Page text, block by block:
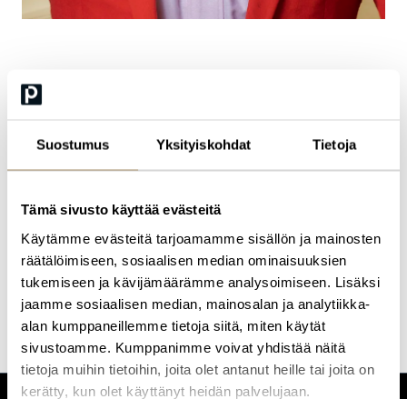
Suostumus Yksityiskohdat Tietoja
Tämä sivusto käyttää evästeitä
Käytämme evästeitä tarjoamamme sisällön ja mainosten
räätälöimiseen, sosiaalisen median ominaisuuksien
tukemiseen ja kävijämäärämme analysoimiseen. Lisäksi
jaamme sosiaalisen median, mainosalan ja analytiikka-
alan kumppaneillemme tietoja siitä, miten käytät
sivustoamme. Kumppanimme voivat yhdistää näitä
tietoja muihin tietoihin, joita olet antanut heille tai joita on
kerätty, kun olet käyttänyt heidän palvelujaan.
Lassi Kurkijärvi
teknologiajohtaja, Sofigate
on rakentanut digitaalista liiketoimintaa kolmen vuosikymmenen
hyödyntämisessä. Hänen intohimonsa on ihmisyys kaikissa eri
muodoissaan: muutos syttyy tai sammuu sen varassa
innostuvatko ja sitoutuvatko ihmiset siihen. Kurkijärvi on tuttu
myös YLEn aamun Jälkidigi-paneelista.